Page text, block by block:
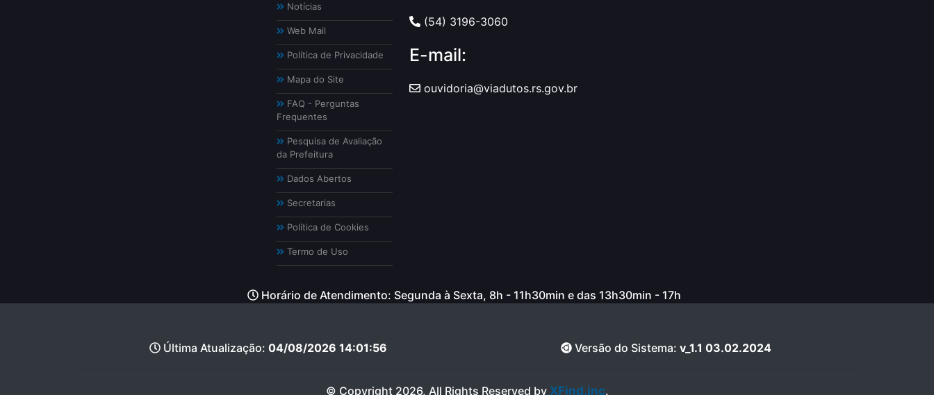
Notícias
Web Mail
Política de Privacidade
Mapa do Site
FAQ - Perguntas
Frequentes
Pesquisa de Avaliação
da Prefeitura
Dados Abertos
Secretarias
Política de Cookies
Termo de Uso
(54) 3196-3060
E-mail:
ouvidoria@viadutos.rs.gov.br
Horário de Atendimento: Segunda à Sexta, 8h - 11h30min e das 13h30min - 17h
Última Atualização: 04/08/2026 14:01:56 Versão do Sistema: v_1.1 03.02.2024
© Copyright 2026, All Rights Reserved by XFind.inc.